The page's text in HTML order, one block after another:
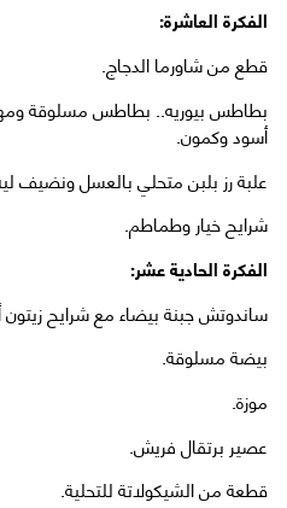
الفكرة العاشرة:
قطع من شاورما الدجاج.
بطاطس بيوريه.. بطاطس مسلوقة
أسود وكمون.
علبة رز بلبن متحلي بالعسل ونضيف
شرايح خيار وطماطم.
الفكرة الحادية عشر:
ساندوتش جبنة بيضاء مع شرايح
بيضة مسلوقة.
موزة.
عصير برتقال فريش.
قطعة من الشيكولاتة للتحلية.